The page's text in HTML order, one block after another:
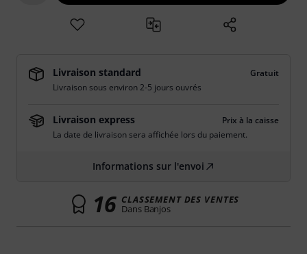
Livraison standard
Gratuit
Livraison sous environ 2-5 jours ouvrés
Livraison express
Prix à la caisse
La date de livraison sera affichée lors du paiement.
Informations sur l'envoi
16 CLASSEMENT DES VENTES
Dans Banjos